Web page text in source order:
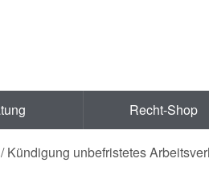
Recht-Shop
Kündigung unbefristetes